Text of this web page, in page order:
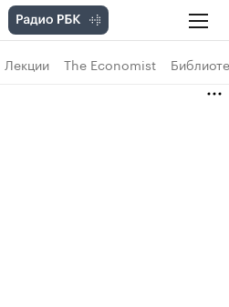
Лекции The Economist